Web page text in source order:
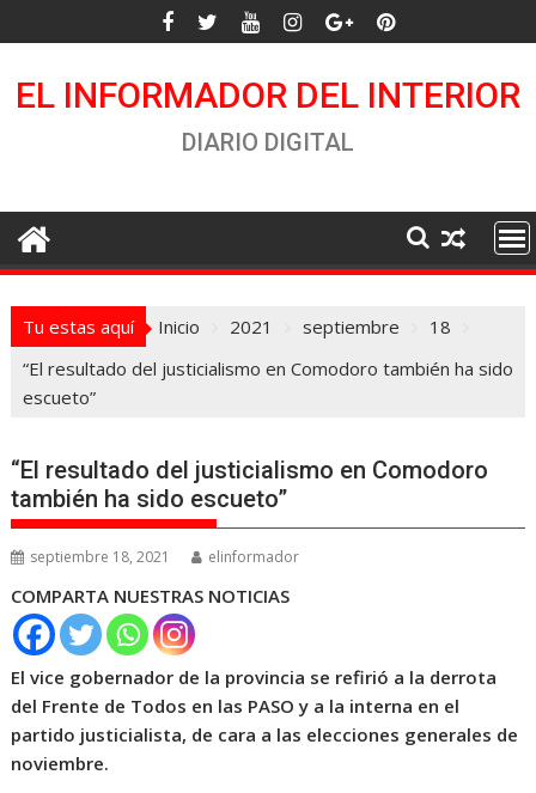
al
EL INFORMADOR DEL INTERIOR
DIARIO DIGITAL
Tu estas aquí Inicio 2021 septiembre
18
“El resultado del justicialismo en Comodoro también ha sido
escueto”
“El resultado del justicialismo en Comodoro
también ha sido escueto”
septiembre 18, 2021 elinformador
COMPARTA NUESTRAS NOTICIAS
El vice gobernador de la provincia se refirió a la derrota
del Frente de Todos en las PASO y a la interna en el
partido justicialista, de cara a las elecciones generales de
noviembre.